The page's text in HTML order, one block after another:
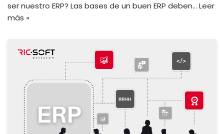
ser nuestro ERP? Las bases de un buen ERP deben… Leer
más »